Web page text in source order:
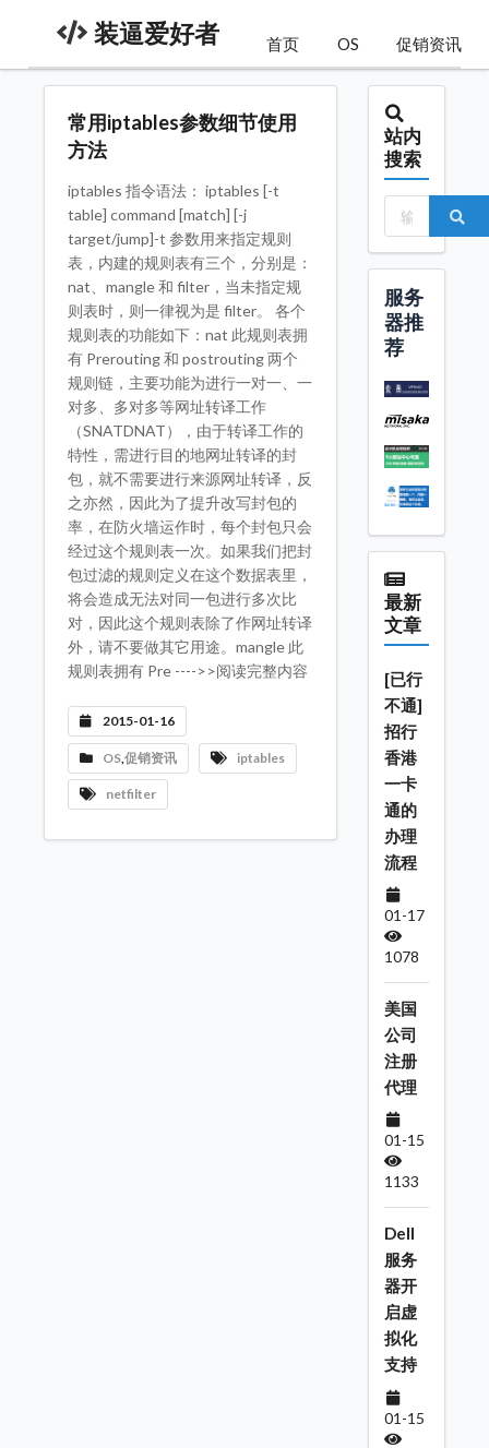
装逼爱好者 首页 OS 促销资讯
常用iptables参数细节使用
方法
iptables 指令语法： iptables [-t
table] command [match] [-j
target/jump]-t 参数用来指定规则
表，内建的规则表有三个，分别是：
nat、mangle 和 filter，当未指定规
则表时，则一律视为是 filter。 各个
规则表的功能如下：nat 此规则表拥
有 Prerouting 和 postrouting 两个
规则链，主要功能为进行一对一、一
对多、多对多等网址转译工作
（SNATDNAT），由于转译工作的
特性，需进行目的地网址转译的封
包，就不需要进行来源网址转译，反
之亦然，因此为了提升改写封包的
率，在防火墙运作时，每个封包只会
经过这个规则表一次。如果我们把封
包过滤的规则定义在这个数据表里，
将会造成无法对同一包进行多次比
对，因此这个规则表除了作网址转译
外，请不要做其它用途。mangle 此
规则表拥有 Pre ---->>阅读完整内容
2015-01-16
OS ,促销资讯 iptables
netfilter
站内
搜索
服务
器推
荐
最新
文章
[已行
不通]
招行
香港
一卡
通的
办理
流程
01-17
1078
美国
公司
注册
代理
01-15
1133
Dell
服务
器开
启虚
拟化
支持
01-15